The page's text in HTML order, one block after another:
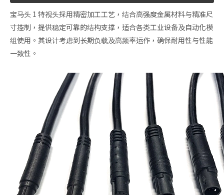
宝马头 1 特视头採用精密加工工艺，结合高强度金属材料与精准尺
寸控制，提供稳定可靠的结构支撑，适合各类工业设备及自动化模
组使用。其设计考虑到长期负载及高频率运作，确保耐用性与性能
一致性。